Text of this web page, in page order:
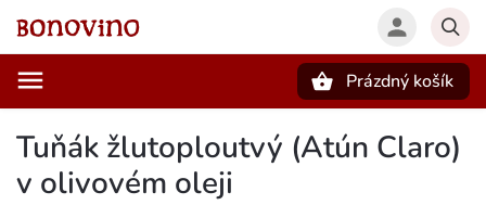
Prázdný košík
Tuňák žlutoploutvý (Atún Claro)
v olivovém oleji